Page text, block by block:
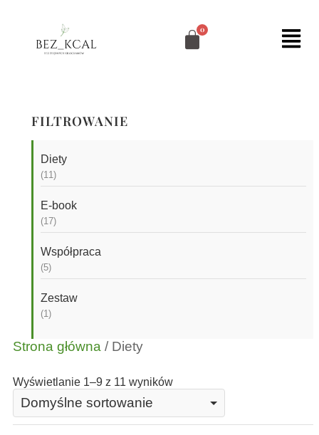
FILTROWANIE
Diety
11
E-book
17
Współpraca
5
Zestaw
1
Strona główna / Diety
Wyświetlanie 1–9 z 11 wyników